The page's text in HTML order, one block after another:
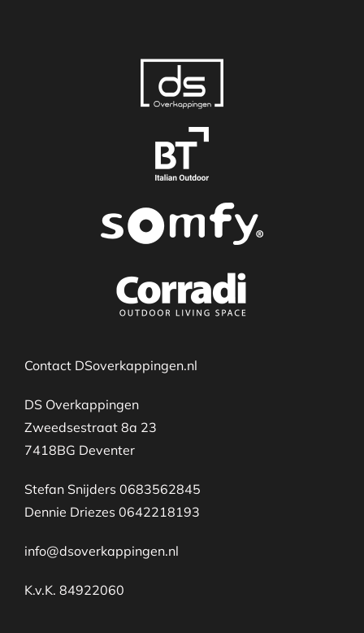
Contact DSoverkappingen.nl
DS Overkappingen
Zweedsestraat 8a 23
7418BG Deventer
Stefan Snijders 0683562845
Dennie Driezes 0642218193
info@dsoverkappingen.nl
K.v.K. 84922060